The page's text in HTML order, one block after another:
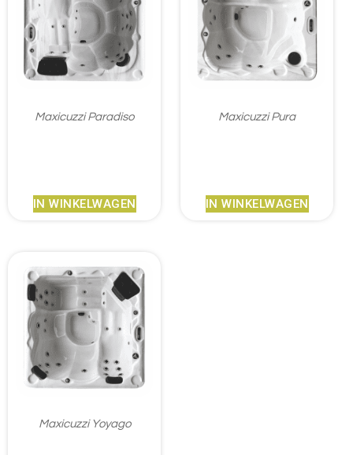
Maxicuzzi Paradiso
IN WINKELWAGEN
Maxicuzzi Pura
IN WINKELWAGEN
Maxicuzzi Yoyago